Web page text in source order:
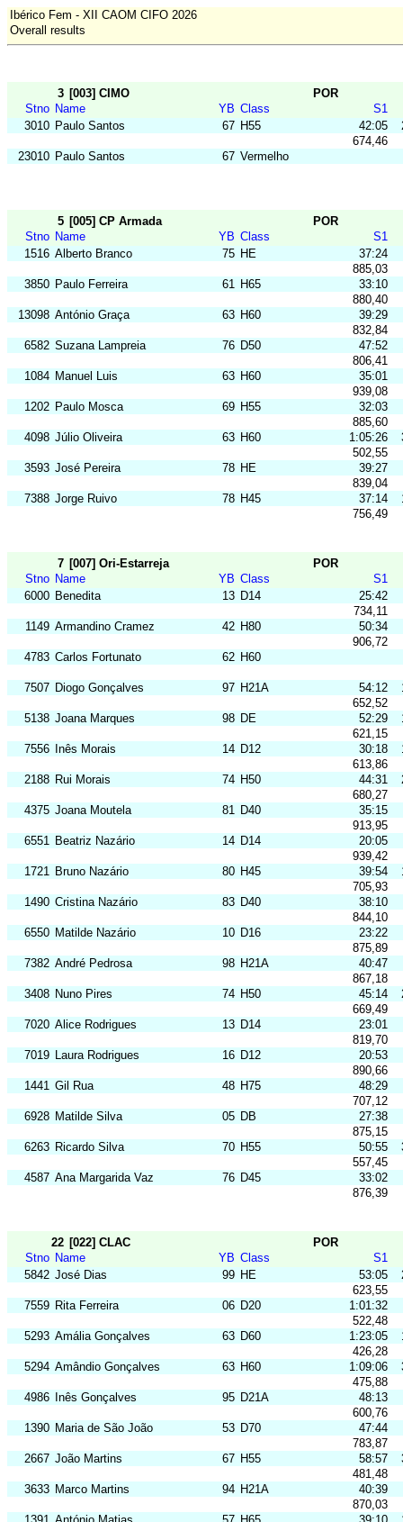
Ibérico Fem - XII CAOM CIFO 2026
Overall results
3 [003] CIMO
POR
Stno Name YB Class
S1
3010 Paulo Santos 67 H55 42:05
674,46
23010 Paulo Santos 67 Vermelho
5 [005] CP Armada
POR
Stno Name YB Class
S1
1516 Alberto Branco 75 HE
37:24
885,03
3850 Paulo Ferreira 61 H65
33:10
880,40
13098 António Graça 63 H60
39:29
832,84
6582 Suzana Lampreia 76 D50 47:52
806,41
1084 Manuel Luis 63 H60
35:01
939,08
1202 Paulo Mosca 69 H55
32:03
885,60
4098 Júlio Oliveira 63 H60 1:05:26
502,55
3593 José Pereira 78 HE
39:27
839,04
7388 Jorge Ruivo 78 H45 37:14
756,49
7 [007] Ori-Estarreja
POR
Stno Name YB Class
S1
6000 Benedita 13 D14
25:42
734,11
1149 Armandino Cramez 42 H80
50:34
906,72
4783 Carlos Fortunato 62 H60
7507 Diogo Gonçalves 97 H21A 54:12
652,52
5138 Joana Marques 98 DE 52:29
621,15
7556
Inês Morais 14 D12 30:18
613,86
2188 Rui Morais 74 H50 44:31
680,27
4375 Joana Moutela 81 D40
35:15
913,95
6551 Beatriz Nazário 14 D14
20:05
939,42
1721 Bruno Nazário 80 H45 39:54
705,93
1490 Cristina Nazário 83 D40
38:10
844,10
6550 Matilde Nazário 10 D16
23:22
875,89
7382 André Pedrosa 98 H21A
40:47
867,18
3408 Nuno Pires 74 H50 45:14
669,49
7020 Alice Rodrigues 13 D14
23:01
819,70
7019 Laura Rodrigues 16 D12
20:53
890,66
1441 Gil Rua 48 H75
48:29
707,12
6928 Matilde Silva 05 DB
27:38
875,15
6263 Ricardo Silva 70 H55 50:55
557,45
4587 Ana Margarida Vaz 76 D45
33:02
876,39
22 [022] CLAC
POR
Stno Name YB Class
S1
5842 José Dias 99 HE 53:05
623,55
7559 Rita Ferreira 06 D20
1:01:32
522,48
5293 Amália Gonçalves 63 D60 1:23:05
426,28
5294 Amândio Gonçalves 63 H60 1:09:06
475,88
4986
Inês Gonçalves 95 D21A
48:13
600,76
1390 Maria de São João 53 D70
47:44
783,87
2667 João Martins 67 H55 58:57
481,48
3633 Marco Martins 94 H21A
40:39
870,03